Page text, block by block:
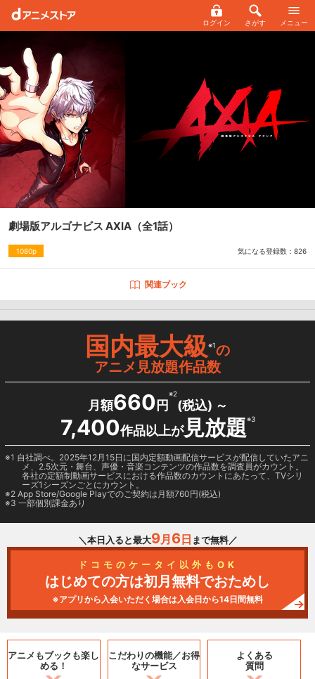
ログイン さがす メニュー
劇場版アルゴナビス AXIA （全1話）
1080p 気になる登録数： 826
関連ブック
国内最大級※1の
アニメ見放題作品数
月額660 円
※2
(税込) ～
7,400作品以上が見放題※3
1 自社調べ。2025年12月15日に国内定額動画配信サービスが配信していたアニ
メ、2.5次元・舞台、声優・音楽コンテンツの作品数を調査員がカウント。
各社の定額制動画サービスにおける作品数のカウントにあたって、TVシリ
ーズ1シーズンごとにカウント。
2 App Store/Google Playでのご契約は月額760円(税込)
3 一部個別課金あり
＼本日入ると最大9月 6日 まで無料／
ドコモのケータイ以外もOK
はじめての方は初月無料でおためし
※アプリから入会いただく場合は入会日から14日間無料
アニメもブックも楽し
める！
こだわりの機能／お得
なサービス
よくある
質問